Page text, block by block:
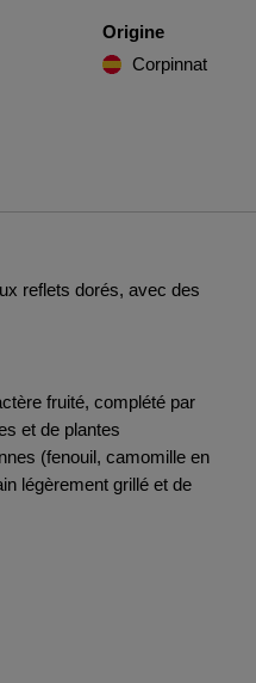
Origine
Corpinnat
reflets dorés, avec des
fruité, complété par
et de plantes
(fenouil, camomille en
légèrement grillé et de